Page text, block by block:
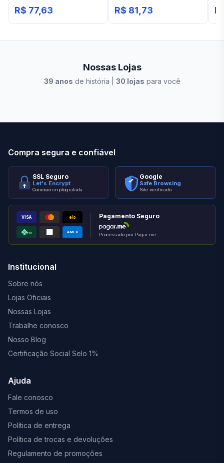
Pertutti
R$ 77,63
Polido Base Deca
R$ 81,73
Nossas Lojas
39 anos de história | 30 lojas para você
Compra segura e confiável
SSL Seguro
Let's Encrypt
Conexão criptografada
Google
Safe Browsing
Site verificado
VISA elo
PIX AMEX
Pagamento Seguro
Processado por Pagar.me
Institucional
Sobre nós
Lojas Oficiais
Nossas Lojas
Trabalhe conosco
Nosso Blog
Certificação Social Selo 1%
Ajuda
Fale conosco
Termos de uso
Política de entrega
Política de trocas e devoluções
Regulamento de promoções